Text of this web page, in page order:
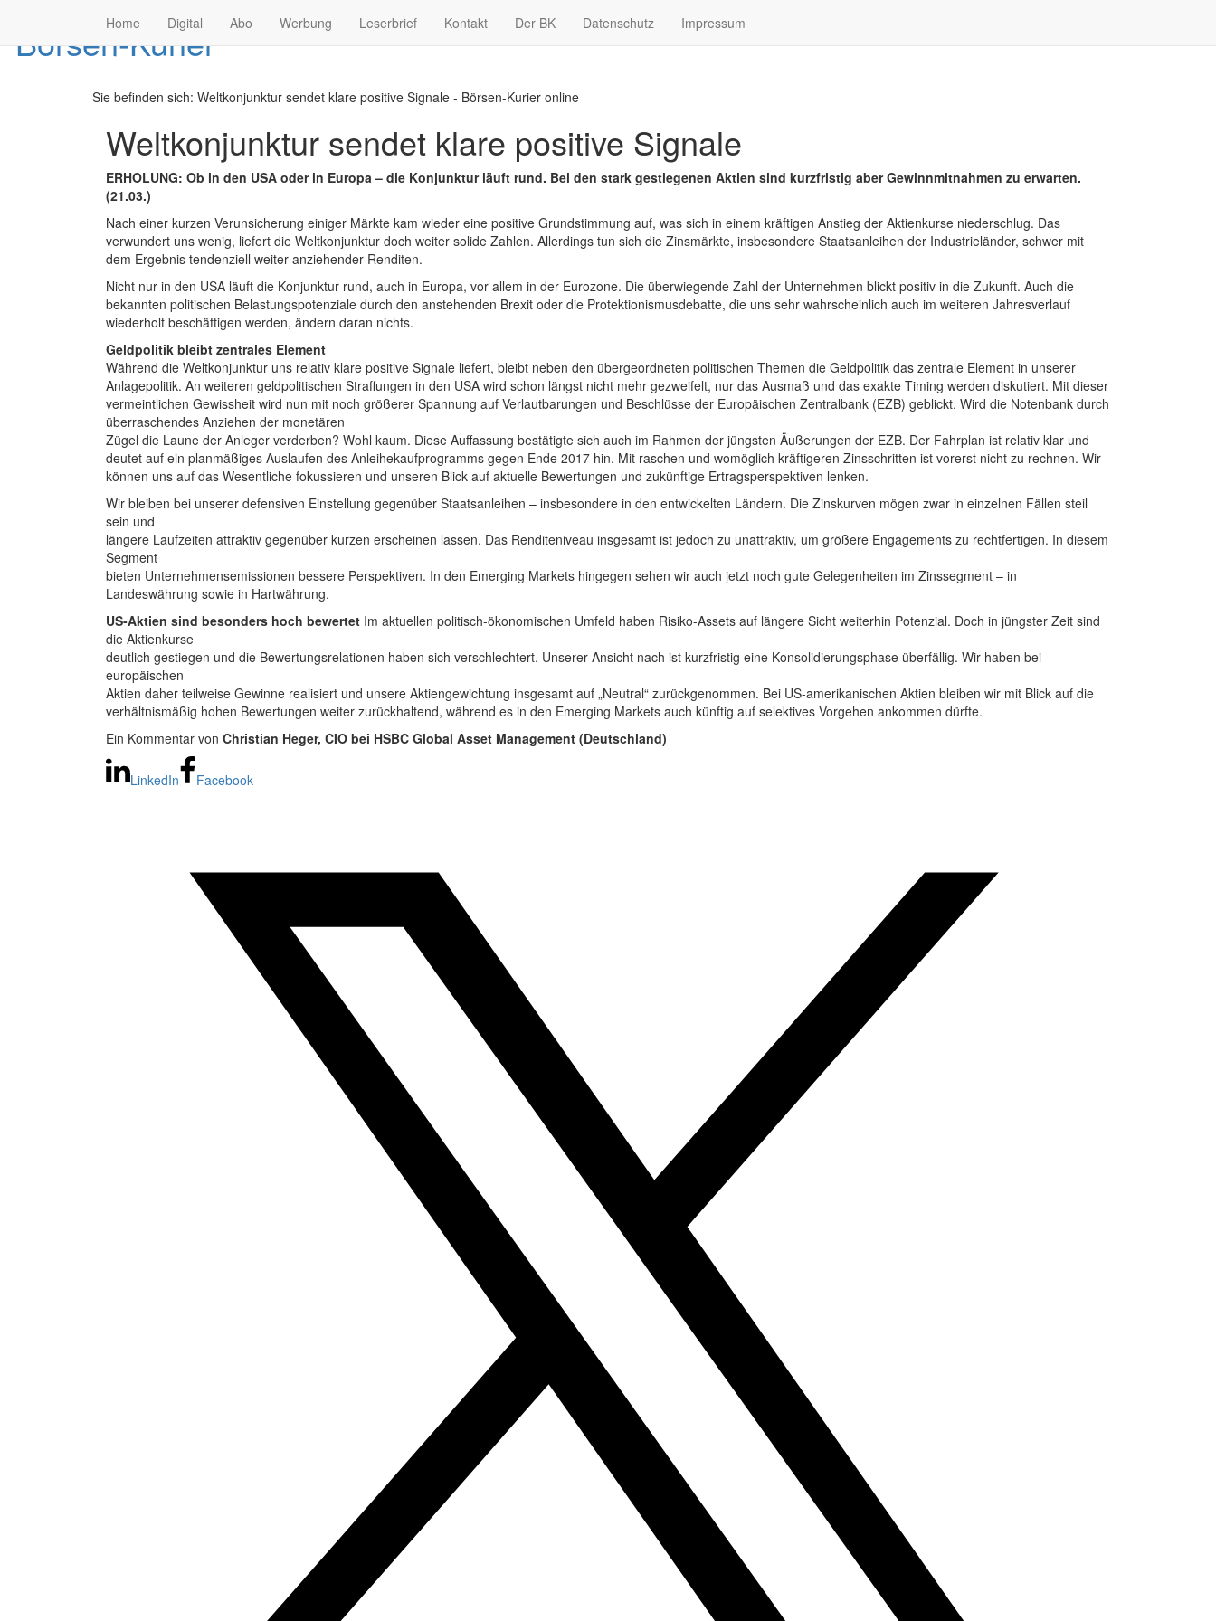
Home Digital Abo Werbung Leserbrief Kontakt Der BK Datenschutz Impressum
Sie befinden sich: Weltkonjunktur sendet klare positive Signale - Börsen-Kurier online
Weltkonjunktur sendet klare positive Signale
ERHOLUNG: Ob in den USA oder in Europa – die Konjunktur läuft rund. Bei den stark gestiegenen Aktien sind kurzfristig aber Gewinnmitnahmen zu erwarten.
(21.03.)
Nach einer kurzen Verunsicherung einiger Märkte kam wieder eine positive Grundstimmung auf, was sich in einem kräftigen Anstieg der Aktienkurse niederschlug. Das
verwundert uns wenig, liefert die Weltkonjunktur doch weiter solide Zahlen. Allerdings tun sich die Zinsmärkte, insbesondere Staatsanleihen der Industrieländer, schwer mit
dem Ergebnis tendenziell weiter anziehender Renditen.
Nicht nur in den USA läuft die Konjunktur rund, auch in Europa, vor allem in der Eurozone. Die überwiegende Zahl der Unternehmen blickt positiv in die Zukunft. Auch die
bekannten politischen Belastungspotenziale durch den anstehenden Brexit oder die Protektionismusdebatte, die uns sehr wahrscheinlich auch im weiteren Jahresverlauf
wiederholt beschäftigen werden, ändern daran nichts.
Geldpolitik bleibt zentrales Element
Während die Weltkonjunktur uns relativ klare positive Signale liefert, bleibt neben den übergeordneten politischen Themen die Geldpolitik das zentrale Element in unserer
Anlagepolitik. An weiteren geldpolitischen Straffungen in den USA wird schon längst nicht mehr gezweifelt, nur das Ausmaß und das exakte Timing werden diskutiert. Mit dieser
vermeintlichen Gewissheit wird nun mit noch größerer Spannung auf Verlautbarungen und Beschlüsse der Europäischen Zentralbank (EZB) geblickt. Wird die Notenbank durch
überraschendes Anziehen der monetären
Zügel die Laune der Anleger verderben? Wohl kaum. Diese Auffassung bestätigte sich auch im Rahmen der jüngsten Äußerungen der EZB. Der Fahrplan ist relativ klar und
deutet auf ein planmäßiges Auslaufen des Anleihekaufprogramms gegen Ende 2017 hin. Mit raschen und womöglich kräftigeren Zinsschritten ist vorerst nicht zu rechnen. Wir
können uns auf das Wesentliche fokussieren und unseren Blick auf aktuelle Bewertungen und zukünftige Ertragsperspektiven lenken.
Wir bleiben bei unserer defensiven Einstellung gegenüber Staatsanleihen – insbesondere in den entwickelten Ländern. Die Zinskurven mögen zwar in einzelnen Fällen steil
sein und
längere Laufzeiten attraktiv gegenüber kurzen erscheinen lassen. Das Renditeniveau insgesamt ist jedoch zu unattraktiv, um größere Engagements zu rechtfertigen. In diesem
Segment
bieten Unternehmensemissionen bessere Perspektiven. In den Emerging Markets hingegen sehen wir auch jetzt noch gute Gelegenheiten im Zinssegment – in
Landeswährung sowie in Hartwährung.
US-Aktien sind besonders hoch bewertet Im aktuellen politisch-ökonomischen Umfeld haben Risiko-Assets auf längere Sicht weiterhin Potenzial. Doch in jüngster Zeit sind
die Aktienkurse
deutlich gestiegen und die Bewertungsrelationen haben sich verschlechtert. Unserer Ansicht nach ist kurzfristig eine Konsolidierungsphase überfällig. Wir haben bei
europäischen
Aktien daher teilweise Gewinne realisiert und unsere Aktiengewichtung insgesamt auf „Neutral“ zurückgenommen. Bei US-amerikanischen Aktien bleiben wir mit Blick auf die
verhältnismäßig hohen Bewertungen weiter zurückhaltend, während es in den Emerging Markets auch künftig auf selektives Vorgehen ankommen dürfte.
Ein Kommentar von Christian Heger, CIO bei HSBC Global Asset Management (Deutschland)
LinkedIn Facebook